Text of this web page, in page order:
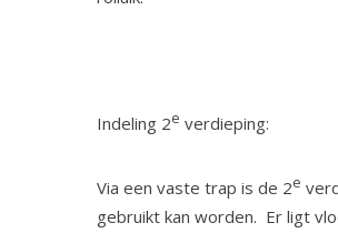
Indeling 2e verdieping:
Via een vaste trap is de 2e
gebruikt kan worden. Er ligt